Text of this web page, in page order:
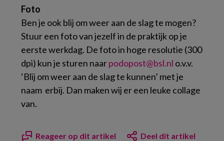
Foto
Ben je ook blij om weer aan de slag te mogen?
Stuur een foto van jezelf in de praktijk op je
eerste werkdag. De foto in hoge resolutie (300
dpi) kun je sturen naarpodopost@bsl.nl o.v.v.
‘Blij om weer aan de slag te kunnen’ met je
naam erbij. Dan maken wij er een leuke collage
van.
Reageer op dit artikel Deel dit artikel